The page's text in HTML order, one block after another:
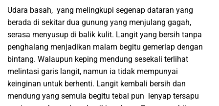
Udara basah, yang melingkupi segenap dataran yang
berada di sekitar dua gunung yang menjulang gagah,
serasa menyusup di balik kulit. Langit yang bersih tanpa
penghalang menjadikan malam begitu gemerlap dengan
bintang. Walaupun keping mendung sesekali terlihat
melintasi garis langit, namun ia tidak mempunyai
keinginan untuk berhenti. Langit kembali bersih dan
mendung yang semula begitu tebal pun lenyap tersapu